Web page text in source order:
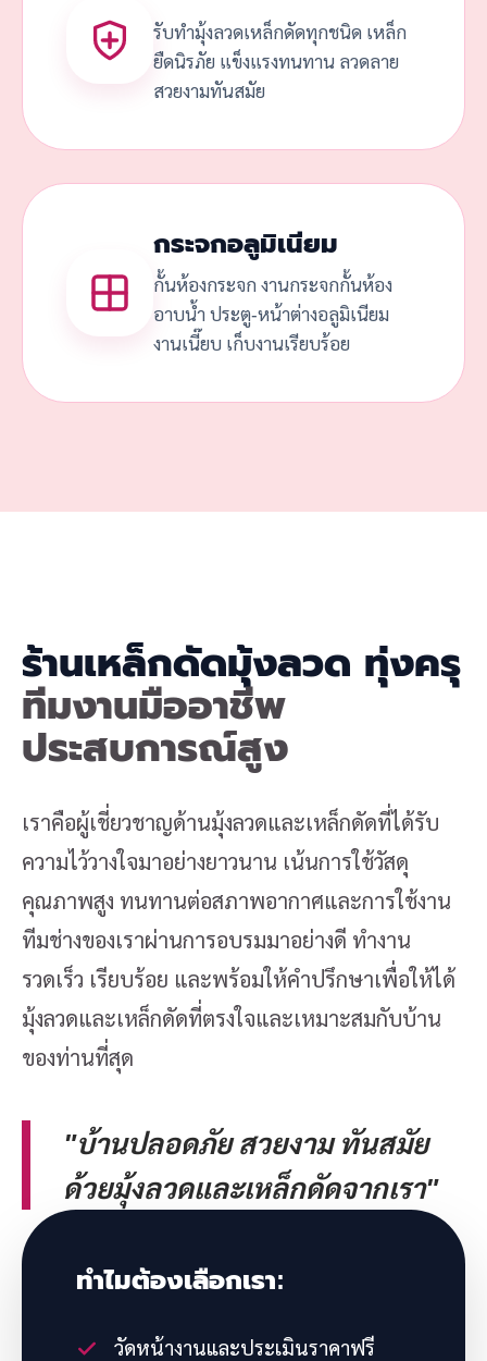
รับทำมุ้งลวดเหล็กดัดทุกชนิด เหล็ก
ยืดนิรภัย แข็งแรงทนทาน ลวดลาย
สวยงามทันสมัย
กระจกอลูมิเนียม
กั้นห้องกระจก งานกระจกกั้นห้อง
อาบน้ำ ประตู-หน้าต่างอลูมิเนียม
งานเนี๊ยบ เก็บงานเรียบร้อย
ร้านเหล็กดัดมุ้งลวด ทุ่งครุ
ทีมงานมืออาชีพ
ประสบการณ์สูง
เราคือผู้เชี่ยวชาญด้านมุ้งลวดและเหล็กดัดที่ได้รับ
ความไว้วางใจมาอย่างยาวนาน เน้นการใช้วัสดุ
คุณภาพสูง ทนทานต่อสภาพอากาศและการใช้งาน
ทีมช่างของเราผ่านการอบรมมาอย่างดี ทำงาน
รวดเร็ว เรียบร้อย และพร้อมให้คำปรึกษาเพื่อให้ได้
มุ้งลวดและเหล็กดัดที่ตรงใจและเหมาะสมกับบ้าน
ของท่านที่สุด
"บ้านปลอดภัย สวยงาม ทันสมัย
ด้วยมุ้งลวดและเหล็กดัดจากเรา"
ทำไมต้องเลือกเรา:
วัดหน้างานและประเมินราคาฟรี